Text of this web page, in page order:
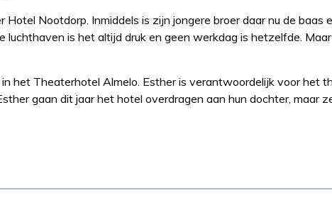
Nootdorp. Inmiddels is zijn jongere broer daar nu de baas
luchthaven is het altijd druk en geen werkdag is hetzelfde. Maar
het Theaterhotel Almelo. Esther is verantwoordelijk voor het
gaan dit jaar het hotel overdragen aan hun dochter, maar